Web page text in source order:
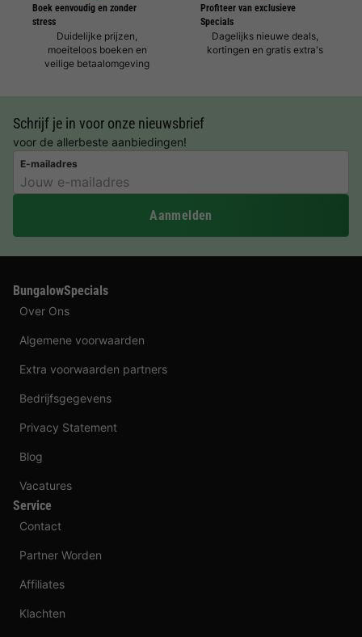
Boek eenvoudig en zonder
stress
Duidelijke prijzen,
moeiteloos boeken en
veilige betaalomgeving
Profiteer van exclusieve
Specials
Dagelijks nieuwe deals,
kortingen en gratis extra's
Schrijf je in voor onze nieuwsbrief
voor de allerbeste aanbiedingen!
E-mailadres
Aanmelden
BungalowSpecials
Over Ons
Algemene voorwaarden
Extra voorwaarden partners
Bedrijfsgegevens
Privacy Statement
Blog
Vacatures
Service
Contact
Partner Worden
Affiliates
Klachten